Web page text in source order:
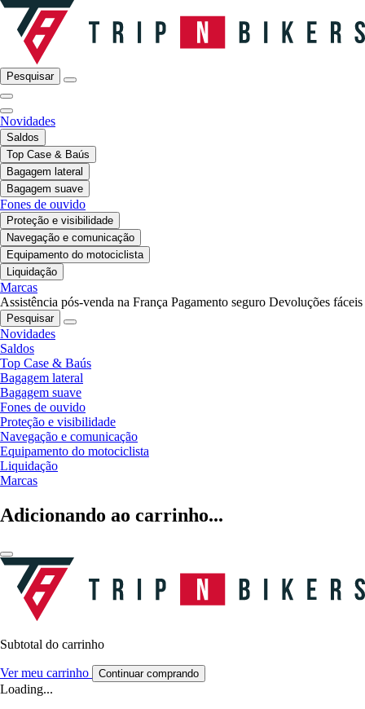
Pesquisar
Novidades
Saldos
Top Case & Baús
Bagagem lateral
Bagagem suave
Fones de ouvido
Proteção e visibilidade
Navegação e comunicação
Equipamento do motociclista
Liquidação
Marcas
Assistência pós-venda na França Pagamento seguro Devoluções fáceis
Pesquisar
Novidades
Saldos
Top Case & Baús
Bagagem lateral
Bagagem suave
Fones de ouvido
Proteção e visibilidade
Navegação e comunicação
Equipamento do motociclista
Liquidação
Marcas
Adicionando ao carrinho...
Subtotal do carrinho
Ver meu carrinho Continuar comprando
Loading...